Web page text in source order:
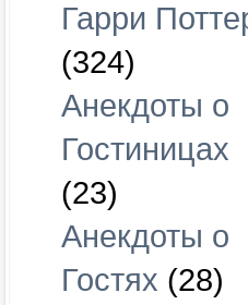
Гарри
(324)
Анекдоты о
Гостиницах
(23)
Анекдоты о
Гостях (28)